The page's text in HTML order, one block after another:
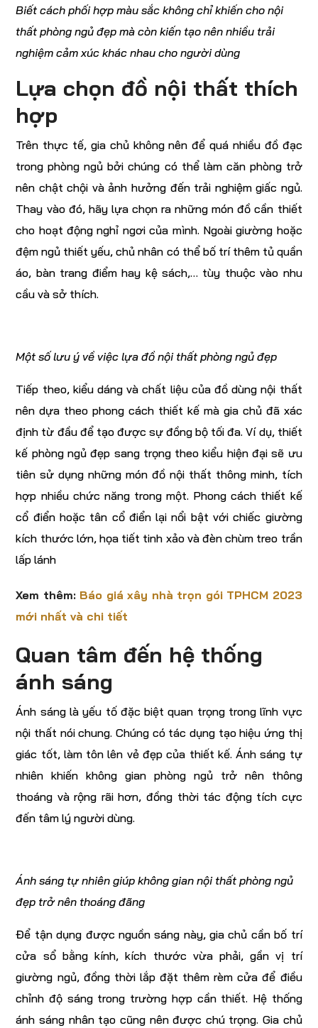
Biết cách phối hợp màu sắc không chỉ khiến cho nội
thất phòng ngủ đẹp mà còn kiến tạo nên nhiều trải
nghiệm cảm xúc khác nhau cho người dùng
Lựa chọn đồ nội thất thích
hợp
Trên thực tế, gia chủ không nên để quá nhiều đồ đạc
trong phòng ngủ bởi chúng có thể làm căn phòng trở
nên chật chội và ảnh hưởng đến trải nghiệm giấc ngủ.
Thay vào đó, hãy lựa chọn ra những món đồ cần thiết
cho hoạt động nghỉ ngơi của mình. Ngoài giường hoặc
đệm ngủ thiết yếu, chủ nhân có thể bố trí thêm tủ quần
áo, bàn trang điểm hay kệ sách,… tùy thuộc vào nhu
cầu và sở thích.
Một số lưu ý về việc lựa đồ nội thất phòng ngủ đẹp
Tiếp theo, kiểu dáng và chất liệu của đồ dùng nội thất
nên dựa theo phong cách thiết kế mà gia chủ đã xác
định từ đầu để tạo được sự đồng bộ tối đa. Ví dụ, thiết
kế phòng ngủ đẹp sang trọng theo kiểu hiện đại sẽ ưu
tiên sử dụng những món đồ nội thất thông minh, tích
hợp nhiều chức năng trong một. Phong cách thiết kế
cổ điển hoặc tân cổ điển lại nổi bật với chiếc giường
kích thước lớn, họa tiết tinh xảo và đèn chùm treo trần
lấp lánh
Xem thêm: Báo giá xây nhà trọn gói TPHCM 2023
mới nhất và chi tiết
Quan tâm đến hệ thống
ánh sáng
Ánh sáng là yếu tố đặc biệt quan trọng trong lĩnh vực
nội thất nói chung. Chúng có tác dụng tạo hiệu ứng thị
giác tốt, làm tôn lên vẻ đẹp của thiết kế. Ánh sáng tự
nhiên khiến không gian phòng ngủ trở nên thông
thoáng và rộng rãi hơn, đồng thời tác động tích cực
đến tâm lý người dùng.
Ánh sáng tự nhiên giúp không gian nội thất phòng ngủ
đẹp trở nên thoáng đãng
Để tận dụng được nguồn sáng này, gia chủ cần bố trí
cửa sổ bằng kính, kích thước vừa phải, gần vị trí
giường ngủ, đồng thời lắp đặt thêm rèm cửa để điều
chỉnh độ sáng trong trường hợp cần thiết. Hệ thống
ánh sáng nhân tạo cũng nên được chú trọng. Gia chủ